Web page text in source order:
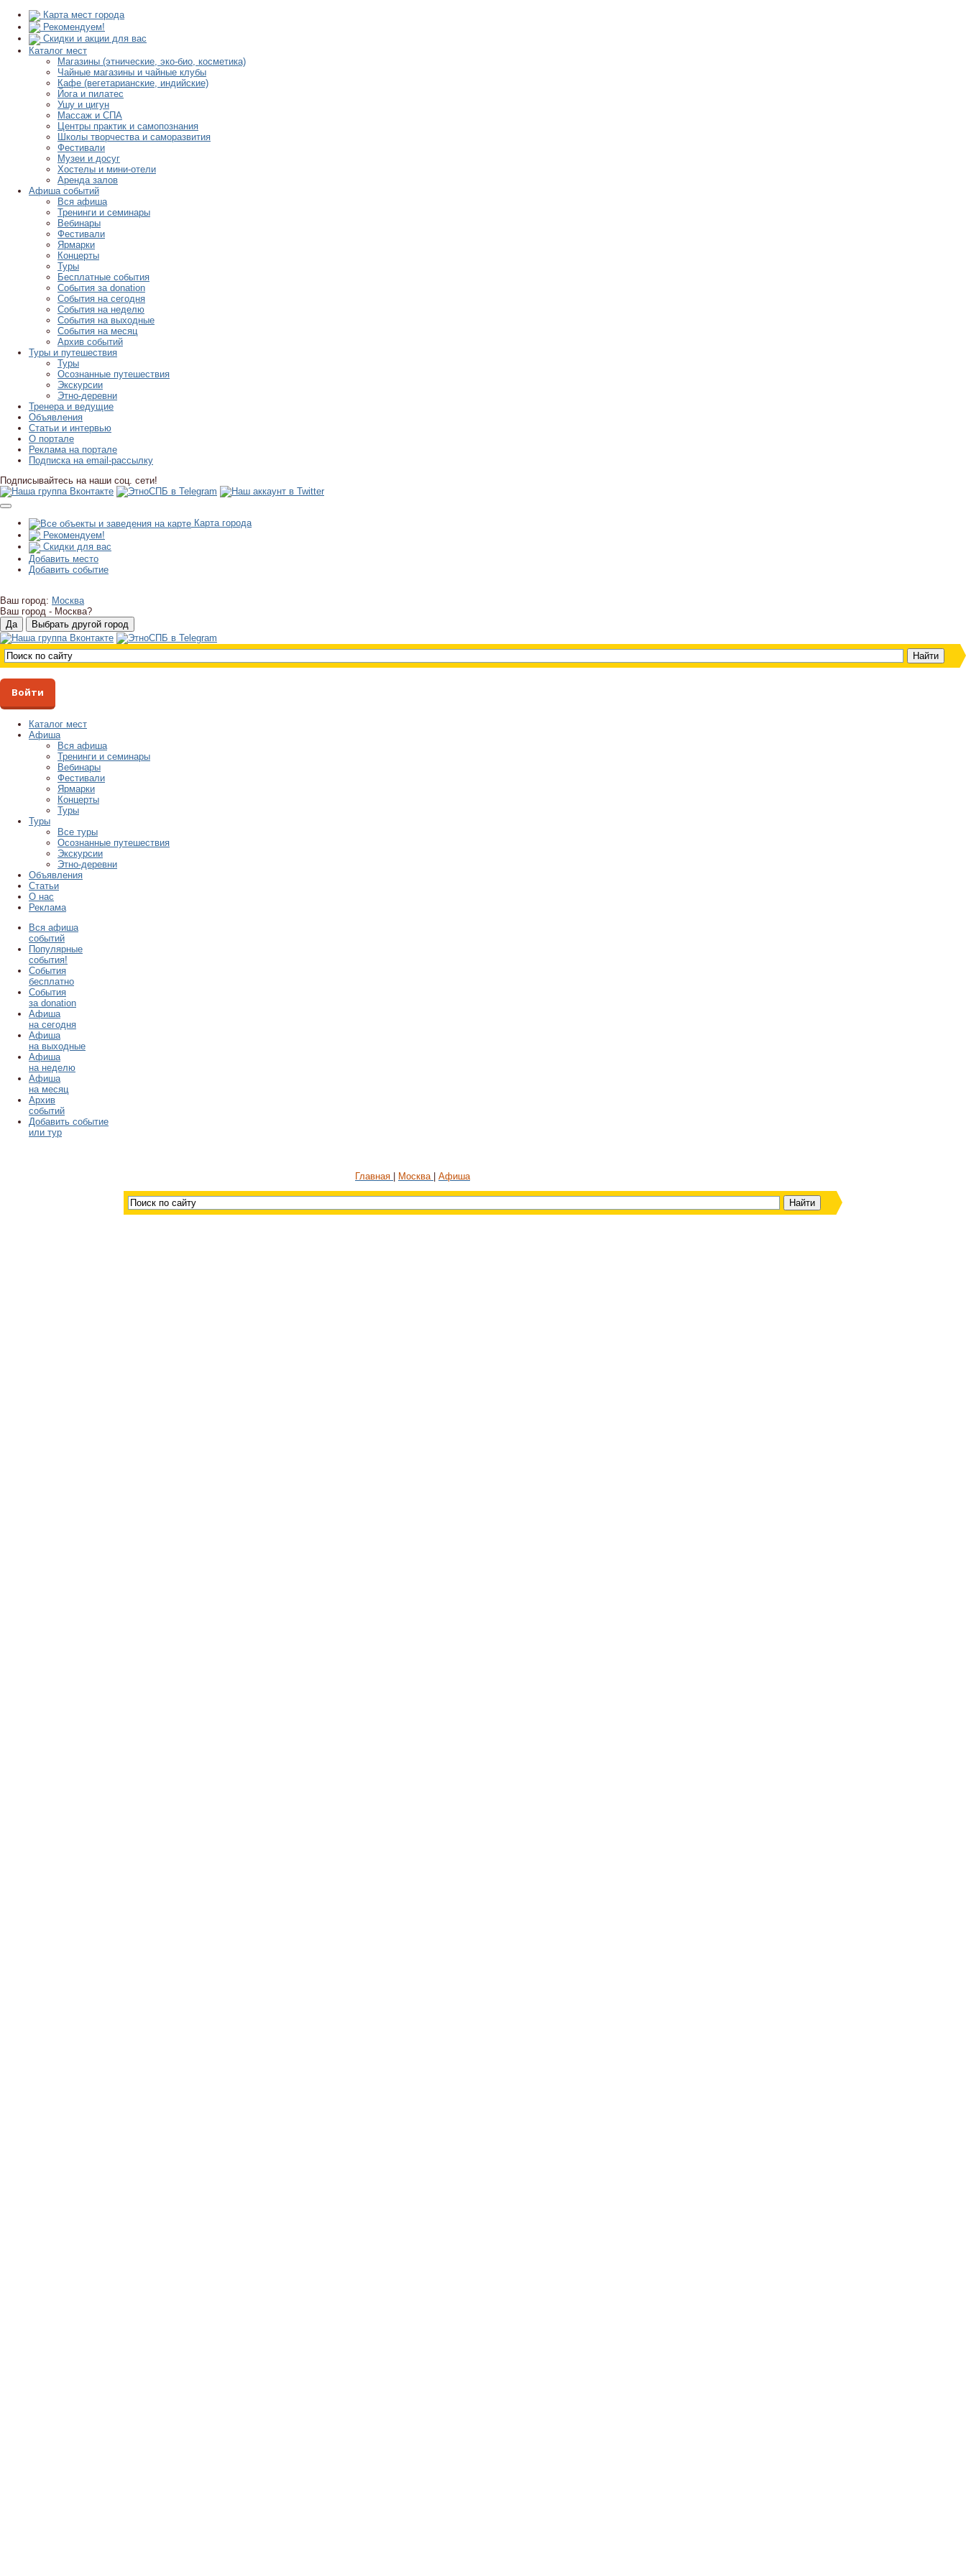
Карта мест города
Рекомендуем!
Скидки и акции для вас
Каталог мест
Магазины (этнические, эко-био, косметика)
Чайные магазины и чайные клубы
Кафе (вегетарианские, индийские)
Йога и пилатес
Ушу и цигун
Массаж и СПА
Центры практик и самопознания
Школы творчества и саморазвития
Фестивали
Музеи и досуг
Хостелы и мини-отели
Аренда залов
Афиша событий
Вся афиша
Тренинги и семинары
Вебинары
Фестивали
Ярмарки
Концерты
Туры
Бесплатные события
События за donation
События на сегодня
События на неделю
События на выходные
События на месяц
Архив событий
Туры и путешествия
Туры
Осознанные путешествия
Экскурсии
Этно-деревни
Тренера и ведущие
Объявления
Статьи и интервью
О портале
Реклама на портале
Подписка на email-рассылку
Подписывайтесь на наши соц. сети!
Карта города
Рекомендуем!
Скидки для вас
Добавить место
Добавить событие
Ваш город: Москва
Ваш город - Москва?
Войти
Каталог мест
Афиша
Вся афиша
Тренинги и семинары
Вебинары
Фестивали
Ярмарки
Концерты
Туры
Туры
Все туры
Осознанные путешествия
Экскурсии
Этно-деревни
Объявления
Статьи
О нас
Реклама
Вся афиша
событий
Популярные
события!
События
бесплатно
События
за donation
Афиша
на сегодня
Афиша
на выходные
Афиша
на неделю
Афиша
на месяц
Архив
событий
Добавить событие
или тур
Главная Москва Афиша